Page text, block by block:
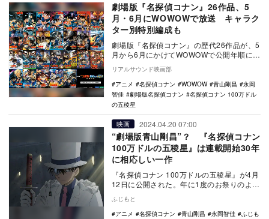
劇場版『名探偵コナン』26作品、5
月・6月にWOWOWで放送 キャラク
ター別特別編成も
劇場版『名探偵コナン』の歴代26作品が、5
月から6月にかけてWOWOWで公開年順に放
送されることが決定した。 4月12日よ
り…
リアルサウンド映画部
アニメ
名探偵コナン WOWOW 青山剛昌
永岡
智佳
劇場版名探偵コナン
名探偵コナン 100万ドル
の五稜星
映画 2024.04.20 07:00
“劇場版青山剛昌”？ 『名探偵コナン
100万ドルの五稜星』は連載開始30年
に相応しい一作
『名探偵コナン 100万ドルの五稜星』が4月
12日に公開された。年に1度のお祭りのよう
ーズ…
ふじもと
アニメ
名探偵コナン 青山剛昌 永岡智佳
ふじも